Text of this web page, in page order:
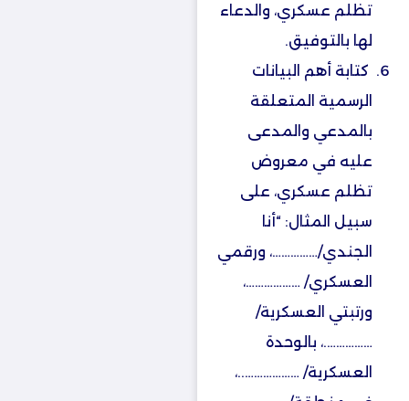
تظلم عسكري، والدعاء
لها بالتوفيق.
‏كتابة أهم البيانات
الرسمية المتعلقة
بالمدعي والمدعى
عليه في معروض
تظلم عسكري، على
سبيل المثال: “أنا
الجندي/……………، ورقمي
العسكري/ ………………،
ورتبتي العسكرية/
…………….، بالوحدة
العسكرية/ ………………..،